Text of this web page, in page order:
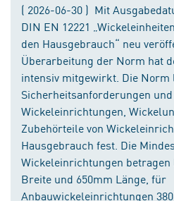
( 2026-06-30 ) Mit
DIN EN 12221
den Hausgebrauch“ neu
Überarbeitung der Norm hat
intensiv mitgewirkt. Die Norm
Sicherheitsanforderungen
Wickeleinrichtungen,
Zubehörteile von
Hausgebrauch fest. Die
Wickeleinrichtungen
Breite und 650mm Länge, für
Anbauwickeleinrichtungen